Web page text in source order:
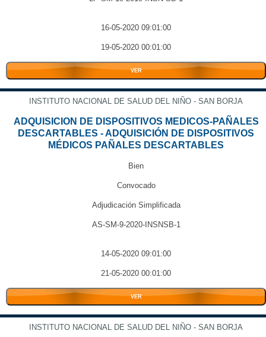
16-05-2020 09:01:00
19-05-2020 00:01:00
VER
INSTITUTO NACIONAL DE SALUD DEL NIÑO - SAN BORJA
ADQUISICION DE DISPOSITIVOS MEDICOS-PAÑALES
DESCARTABLES - ADQUISICIÓN DE DISPOSITIVOS
MÉDICOS PAÑALES DESCARTABLES
Bien
Convocado
Adjudicación Simplificada
AS-SM-9-2020-INSNSB-1
14-05-2020 09:01:00
21-05-2020 00:01:00
VER
INSTITUTO NACIONAL DE SALUD DEL NIÑO - SAN BORJA